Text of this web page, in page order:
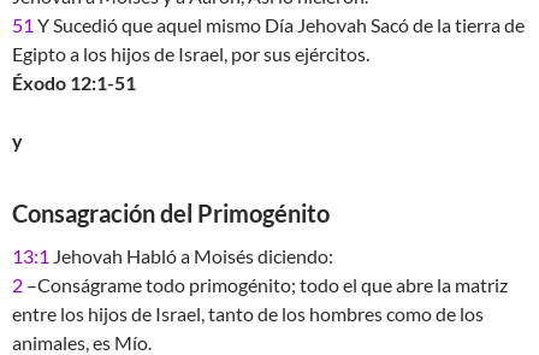
51 Y Sucedió que aquel mismo Día Jehovah Sacó de la tierra de
Egipto a los hijos de Israel, por sus ejércitos.
Éxodo 12:1-51
y
Consagración del Primogénito
13:1 Jehovah Habló a Moisés diciendo:
2 –Conságrame todo primogénito; todo el que abre la matriz
entre los hijos de Israel, tanto de los hombres como de los
animales, es Mío.